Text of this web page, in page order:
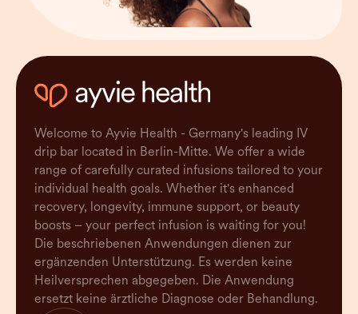
Welcome to Ayvie Health - Germany's leading IV
drip bar located in Berlin-Mitte. We offer a wide
range of carefully curated infusions tailored to your
individual health goals. Whether it's enhanced
recovery, longevity, immune support, or beauty
boosts – your perfect infusion is waiting for you!
Die beschriebenen Anwendungen dienen zur
ergänzenden Unterstützung. Es werden keine
Heilversprechen abgegeben. Die Anwendung
ersetzt keine ärztliche Diagnose oder Behandlung.